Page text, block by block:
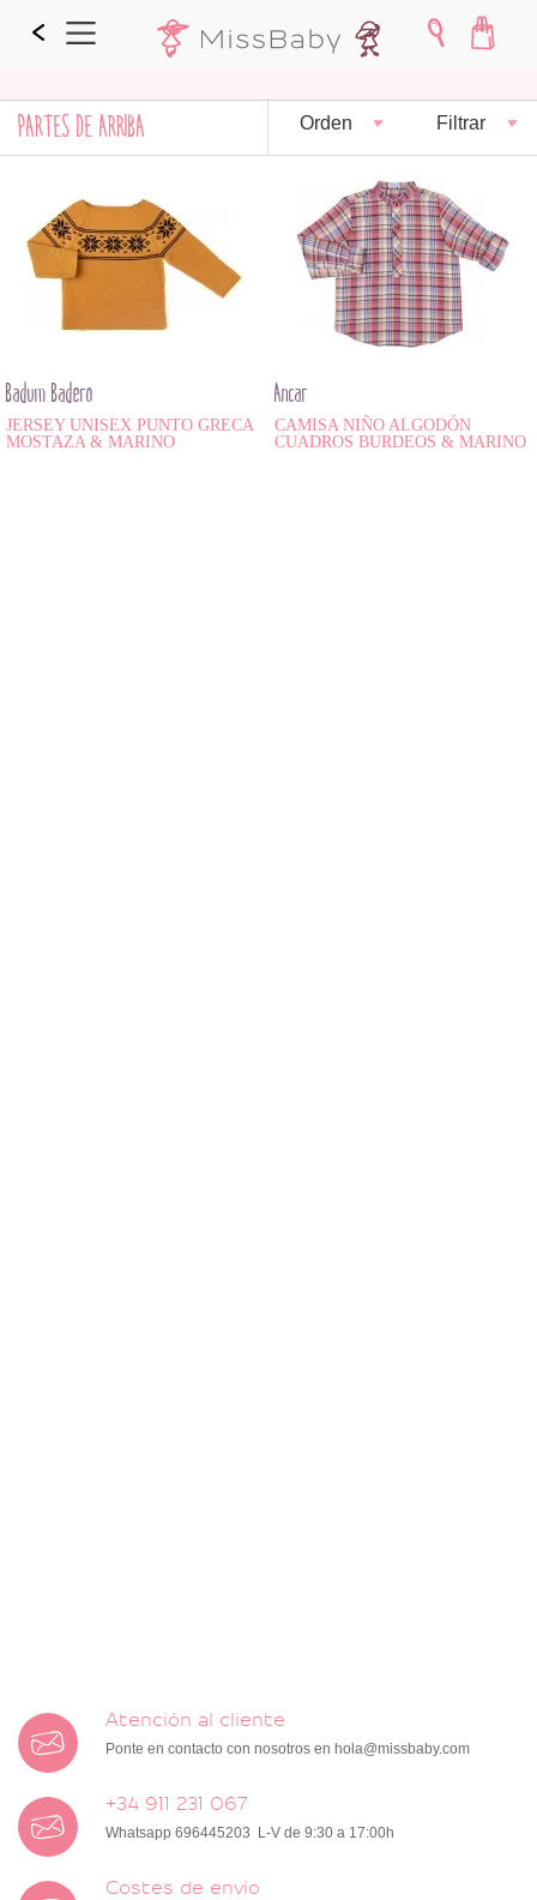
PARTES DE ARRIBA Orden Filtrar
Badum Badero
JERSEY UNISEX PUNTO GRECA
MOSTAZA & MARINO
Ancar
CAMISA NIÑO ALGODÓN
CUADROS BURDEOS & MARINO
Atención al cliente
Ponte en contacto con nosotros en hola@missbaby.com
+34 911 231 067
Whatsapp 696445203 L-V de 9:30 a 17:00h
Costes de envío